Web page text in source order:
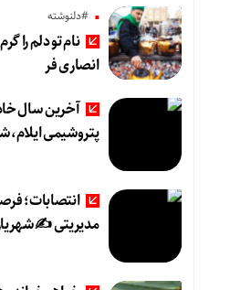
#دلنوشته
نام تو دلم را
انصاری فر
آخرین سال
پتروشیمی ایلام،
انتصابات؛
مدیریتی ✍